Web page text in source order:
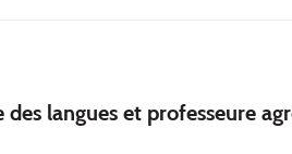
langues et professeure